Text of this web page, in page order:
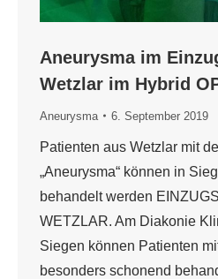
Aneurysma im
Wetzlar im Hybrid
Aneurysma 6. September 2019
Patienten aus Wetzlar mit
„Aneurysma“ können in
behandelt werden
WETZLAR. Am Diakonie
Siegen können Patienten
besonders schonend